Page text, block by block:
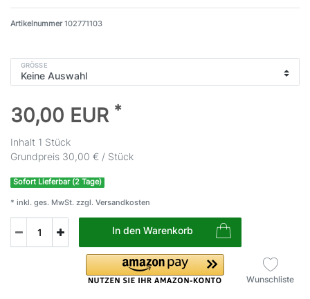
Artikelnummer102771103
GRÖSSE
30,00 EUR *
Inhalt 1 Stück
Grundpreis 30,00 € / Stück
Sofort Lieferbar (2 Tage)
* inkl. ges. MwSt. zzgl. Versandkosten
In den Warenkorb
Wunschliste